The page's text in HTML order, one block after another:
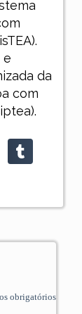
e
da
com
obrigatórios